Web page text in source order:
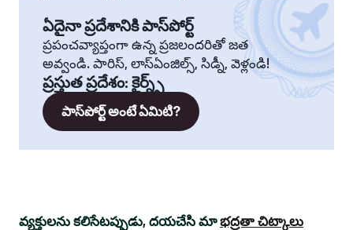
ఏదైనా ప్రదేశానికి పాస్‌పోర్ట్
ప్రపంచవ్యాప్తంగా ఉన్న ప్రజలందరితో జత
అవ్వండి. పారిస్, లాస్‌ఏంజిల్స్, సిడ్నీ, వెళ్లండి!
ప్రస్తుత ప్రదేశం: కైర్న్స్
పాస్‌పోర్ట్ అంటే ఏమిటి?
వ్యక్తులను కలిసేటప్పుడు, దయచేసి మాభద్రతా చిట్కాలు